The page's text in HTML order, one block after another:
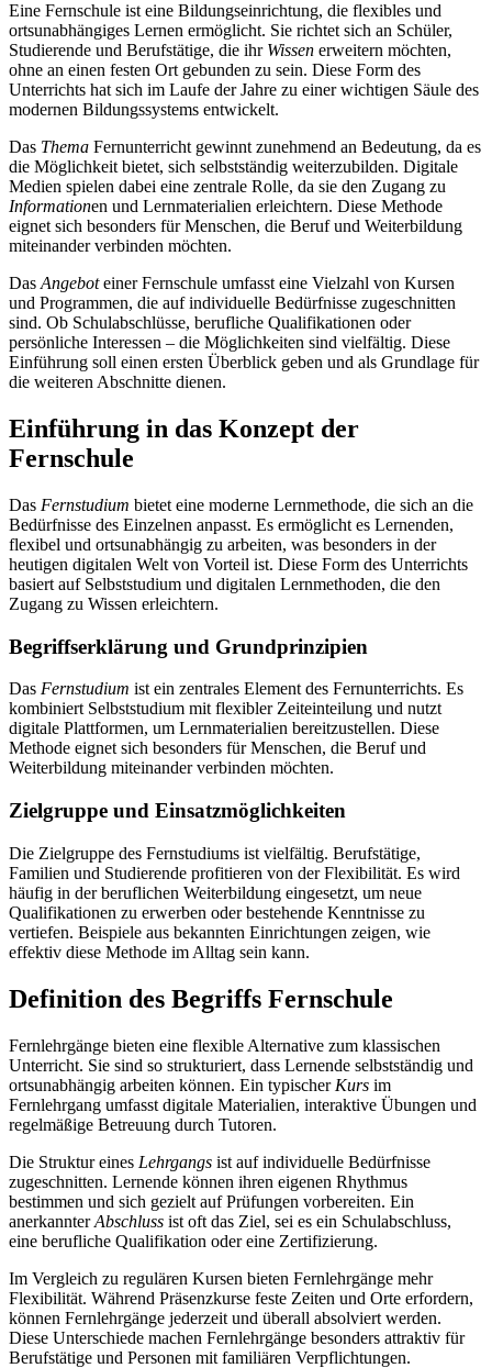
Eine Fernschule ist eine Bildungseinrichtung, die flexibles und
ortsunabhängiges Lernen ermöglicht. Sie richtet sich an Schüler,
Studierende und Berufstätige, die ihr Wissen erweitern möchten,
ohne an einen festen Ort gebunden zu sein. Diese Form des
Unterrichts hat sich im Laufe der Jahre zu einer wichtigen Säule des
modernen Bildungssystems entwickelt.
Das Thema Fernunterricht gewinnt zunehmend an Bedeutung, da es
die Möglichkeit bietet, sich selbstständig weiterzubilden. Digitale
Medien spielen dabei eine zentrale Rolle, da sie den Zugang zu
Informationen und Lernmaterialien erleichtern. Diese Methode
eignet sich besonders für Menschen, die Beruf und Weiterbildung
miteinander verbinden möchten.
Das Angeboteiner Fernschule umfasst eine Vielzahl von Kursen
und Programmen, die auf individuelle Bedürfnisse zugeschnitten
sind. Ob Schulabschlüsse, berufliche Qualifikationen oder
persönliche Interessen – die Möglichkeiten sind vielfältig. Diese
Einführung soll einen ersten Überblick geben und als Grundlage für
die weiteren Abschnitte dienen.
Einführung in das Konzept der
Fernschule
Das Fernstudium bietet eine moderne Lernmethode, die sich an die
Bedürfnisse des Einzelnen anpasst. Es ermöglicht es Lernenden,
flexibel und ortsunabhängig zu arbeiten, was besonders in der
heutigen digitalen Welt von Vorteil ist. Diese Form des Unterrichts
basiert auf Selbststudium und digitalen Lernmethoden, die den
Zugang zu Wissen erleichtern.
Begriffserklärung und Grundprinzipien
Das Fernstudium ist ein zentrales Element des Fernunterrichts. Es
kombiniert Selbststudium mit flexibler Zeiteinteilung und nutzt
digitale Plattformen, um Lernmaterialien bereitzustellen. Diese
Methode eignet sich besonders für Menschen, die Beruf und
Weiterbildung miteinander verbinden möchten.
Zielgruppe und Einsatzmöglichkeiten
Die Zielgruppe des Fernstudiums ist vielfältig. Berufstätige,
Familien und Studierende profitieren von der Flexibilität. Es wird
häufig in der beruflichen Weiterbildung eingesetzt, um neue
Qualifikationen zu erwerben oder bestehende Kenntnisse zu
vertiefen. Beispiele aus bekannten Einrichtungen zeigen, wie
effektiv diese Methode im Alltag sein kann.
Definition des Begriffs Fernschule
Fernlehrgänge bieten eine flexible Alternative zum klassischen
Unterricht. Sie sind so strukturiert, dass Lernende selbstständig und
ortsunabhängig arbeiten können. Ein typischer Kurs im
Fernlehrgang umfasst digitale Materialien, interaktive Übungen und
regelmäßige Betreuung durch Tutoren.
Die Struktur eines Lehrgangs ist auf individuelle Bedürfnisse
zugeschnitten. Lernende können ihren eigenen Rhythmus
bestimmen und sich gezielt auf Prüfungen vorbereiten. Ein
anerkannterAbschluss ist oft das Ziel, sei es ein Schulabschluss,
eine berufliche Qualifikation oder eine Zertifizierung.
Im Vergleich zu regulären Kursen bieten Fernlehrgänge mehr
Flexibilität. Während Präsenzkurse feste Zeiten und Orte erfordern,
können Fernlehrgänge jederzeit und überall absolviert werden.
Diese Unterschiede machen Fernlehrgänge besonders attraktiv für
Berufstätige und Personen mit familiären Verpflichtungen.